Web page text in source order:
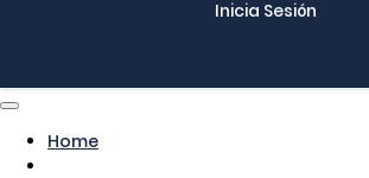
Inicia Sesión
Home